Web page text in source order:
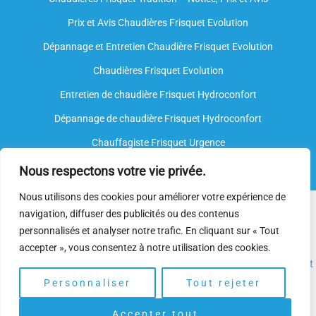
Nous respectons votre vie privée.
Nous utilisons des cookies pour améliorer votre expérience de
navigation, diffuser des publicités ou des contenus
personnalisés et analyser notre trafic. En cliquant sur « Tout
accepter », vous consentez à notre utilisation des cookies.
Personnaliser Tout rejeter
Prix et Avis Chaudières Frisquet Evolution
Dépannage et Entretien Chaudière Frisquet Evolution​
Chaudières Frisquet Evolution
Entretien de chaudière Frisquet Hydroconfort
Dépannage de chaudière Frisquet Hydroconfort
Chauffagiste Frisquet Urgence
Nous intervenons sur toutes les marques de chauffe-eau, mais
nous ne sommespas agréés par le fabricant. Nosplombiers
spécialisésdisposent néanmoins de l’expertise et des
et
le
dépannage.